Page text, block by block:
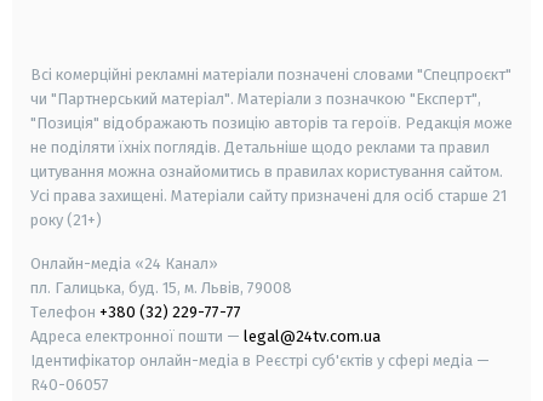
Всі комерційні рекламні матеріали позначені словами "Спецпроєкт"
чи "Партнерський матеріал". Матеріали з позначкою "Експерт",
"Позиція" відображають позицію авторів та героїв. Редакція може
не поділяти їхніх поглядів. Детальніше щодо реклами та правил
цитування можна ознайомитись в правилах користування сайтом.
Усі права захищені. Матеріали сайту призначені для осіб старше 21
року (21+)
Онлайн-медіа «24 Канал»
пл. Галицька, буд. 15, м. Львів, 79008
Телефон +380 (32) 229-77-77
Адреса електронної пошти — legal@24tv.com.ua
Ідентифікатор онлайн-медіа в Реєстрі суб'єктів у сфері медіа —
R40-06057